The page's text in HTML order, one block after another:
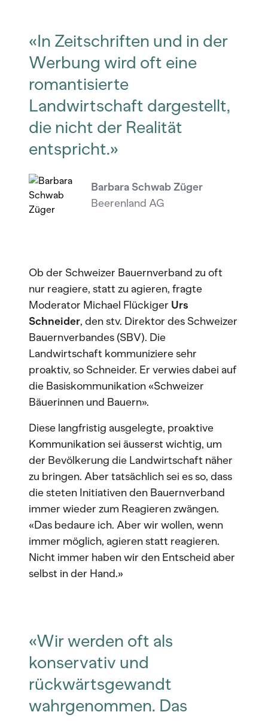
«In Zeitschriften und in der
Werbung wird oft eine
romantisierte
Landwirtschaft dargestellt,
die nicht der Realität
entspricht.»
Barbara Schwab Züger
Beerenland AG
Ob der Schweizer Bauernverband zu oft
nur reagiere, statt zu agieren, fragte
Moderator Michael Flückiger Urs
Schneider, den stv. Direktor des Schweizer
Bauernverbandes (SBV). Die
Landwirtschaft kommuniziere sehr
proaktiv, so Schneider. Er verwies dabei auf
die Basiskommunikation «Schweizer
Bäuerinnen und Bauern».
Diese langfristig ausgelegte, proaktive
Kommunikation sei äusserst wichtig, um
der Bevölkerung die Landwirtschaft näher
zu bringen. Aber tatsächlich sei es so, dass
die steten Initiativen den Bauernverband
immer wieder zum Reagieren zwängen.
«Das bedaure ich. Aber wir wollen, wenn
immer möglich, agieren statt reagieren.
Nicht immer haben wir den Entscheid aber
selbst in der Hand.»
«Wir werden oft als
konservativ und
rückwärtsgewandt
wahrgenommen. Das